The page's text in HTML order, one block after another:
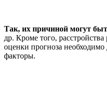
Так, их причиной могут
др. Кроме того,
оценки прогноза
факторы.